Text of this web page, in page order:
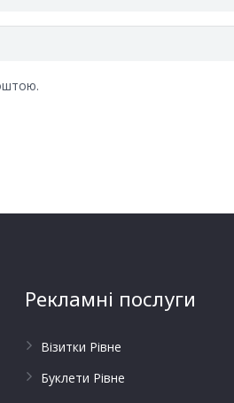
Рекламні послуги
Візитки Рівне
Буклети Рівне